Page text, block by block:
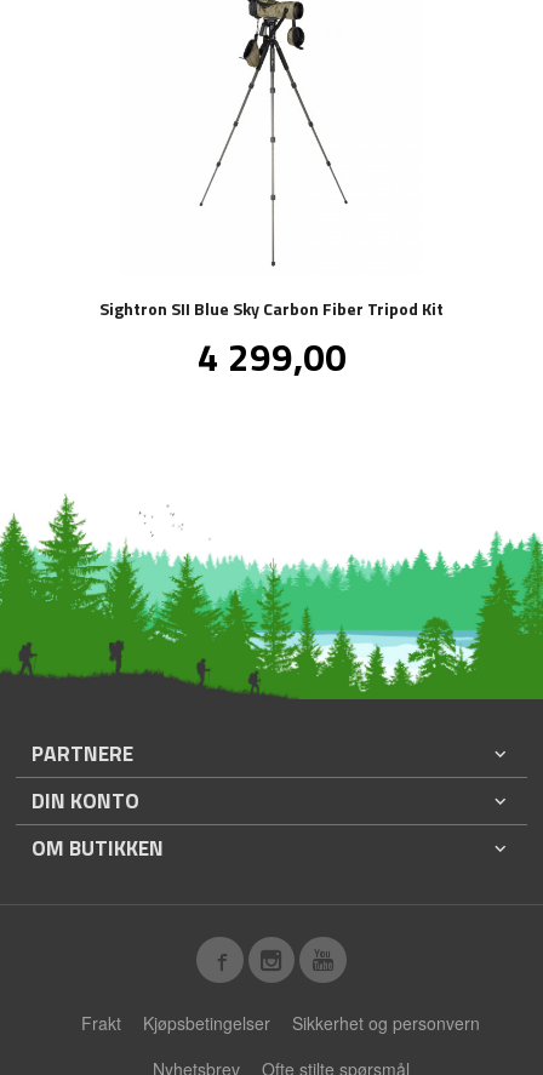
Sightron SII Blue Sky Carbon Fiber Tripod Kit
Pris
4 299,00mva.
PARTNERE
DIN KONTO
OM BUTIKKEN
Frakt Kjøpsbetingelser
Sikkerhet og personvern
Nyhetsbrev
Ofte stilte spørsmål